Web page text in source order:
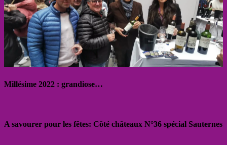
Millésime 2022 : grandiose…
A savourer pour les fêtes: Côté châteaux N°36 spécial Sauternes